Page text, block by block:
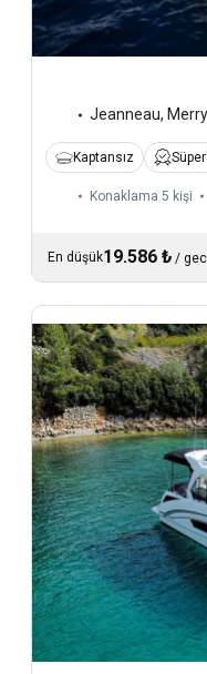
Jeanneau,
Kaptansız
Konaklama 5 kişi
En düşük19.586 ₺ /